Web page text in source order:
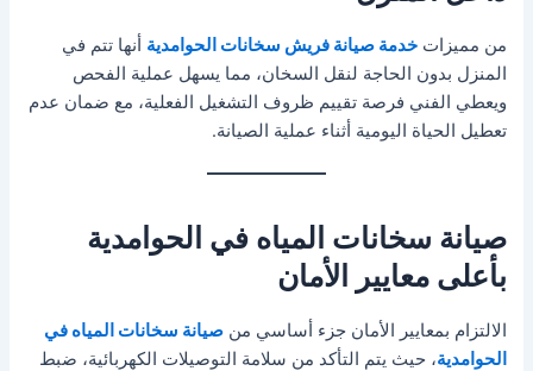
من مميزاتخدمة صيانة فريش سخانات الحوامدية أنها تتم في
المنزل بدون الحاجة لنقل السخان، مما يسهل عملية الفحص
ويعطي الفني فرصة تقييم ظروف التشغيل الفعلية، مع ضمان عدم
تعطيل الحياة اليومية أثناء عملية الصيانة.
صيانة سخانات المياه في الحوامدية
بأعلى معايير الأمان
الالتزام بمعايير الأمان جزء أساسي منصيانة سخانات المياه في
الحوامدية، حيث يتم التأكد من سلامة التوصيلات الكهربائية، ضبط